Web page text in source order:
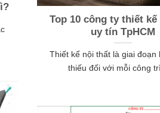
Top 10 công ty thiết
uy tín TpHCM
Thiết kế nội thất là giai đoạn
thiếu đối với mỗi công